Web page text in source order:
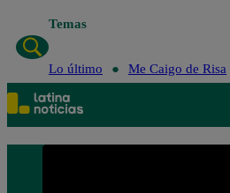
Temas
Lo último Me Caigo de Risa